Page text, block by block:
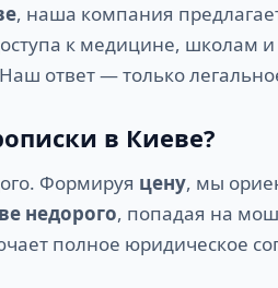
, наша компания
к медицине, школам
ответ — только
в Киеве?
Формируя цену, мы
недорого, попадая на
полное юридическое